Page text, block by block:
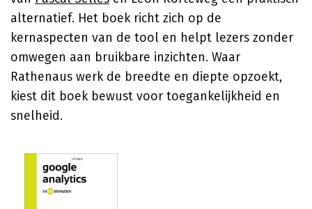
alternatief. Het boek richt zich op de
kernaspecten van de tool en helpt lezers zonder
omwegen aan bruikbare inzichten. Waar
Rathenaus werk de breedte en diepte opzoekt,
kiest dit boek bewust voor toegankelijkheid en
snelheid.